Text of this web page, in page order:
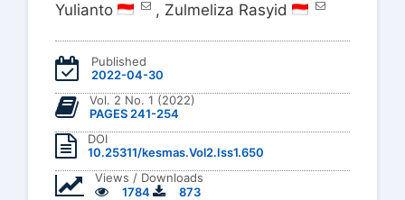
Yulianto
, Zulmeliza Rasyid
Published
2022-04-30
Vol. 2 No. 1 (2022)
PAGES 241-254
DOI
10.25311/kesmas.Vol2.Iss1.650
Views / Downloads
1784
873